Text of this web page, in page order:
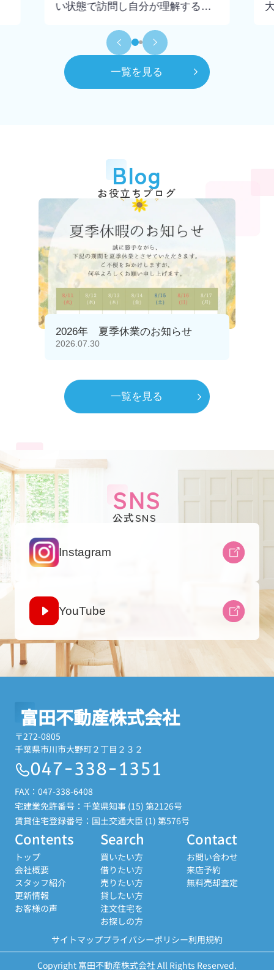
い状態で訪問し自分が理解するま
もなく契約までいけました。担当
して頂いた大野さんには小さな疑
問にも丁寧に回答頂けたので感謝
してもしきれません。
一覧を見る
Blog
お役立ちブログ
2026年 夏季休業のお知らせ
2026.07.30
一覧を見る
SNS
公式SNS
Instagram
YouTube
富田不動産株式会社
〒272-0805
千葉県市川市大野町２丁目２３２
047-338-1351
FAX：047-338-6408
宅建業免許番号：千葉県知事 (15) 第2126号
賃貸住宅登録番号：国土交通大臣 (1) 第576号
Contents
トップ
会社概要
スタッフ紹介
更新情報
お客様の声
Search
買いたい方
借りたい方
売りたい方
貸したい方
注文住宅を
お探しの方
Contact
お問い合わせ
来店予約
無料売却査定
サイトマッププライバシーポリシー利用規約
Copyright 富田不動産株式会社 All Rights Reserved.